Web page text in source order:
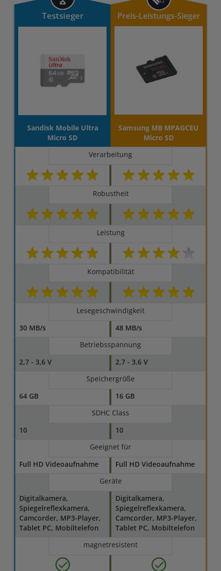
Testsieger Preis-Leistungs-Sieger
Sandisk Mobile Ultra
Micro SD
Samsung MB MPAGCEU
Micro SD
Verarbeitung
Robustheit
Leistung
Kompatibilität
Lesegeschwindigkeit
30 MB/s
48 MB/s
Betriebsspannung
2,7 - 3,6 V
2,7 - 3,6 V
Speichergröße
64 GB
16 GB
SDHC Class
10
10
Geeignet für
Full HD Videoaufnahme
Full HD Videoaufnahme
Geräte
Digitalkamera,
Spiegelreflexkamera,
Camcorder, MP3-Player,
Tablet PC, Mobiltelefon
Digitalkamera,
Spiegelreflexkamera,
Camcorder, MP3-Player,
Tablet PC, Mobiltelefon
magnetresistent